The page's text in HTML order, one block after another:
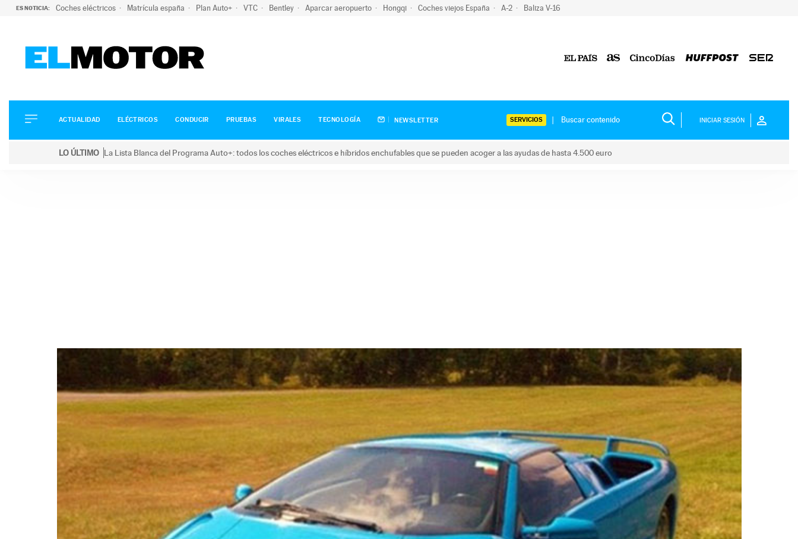
ES NOTICIA: Coches eléctricos Matrícula españa Plan Auto+ VTC Bentley Aparcar aeropuerto Hongqi Coches viejos España A-2 Baliza V-16
ELÉCTRICOS
CONDUCIR
ACTUALIDAD ELÉCTRICOS CONDUCIR PRUEBAS VIRALES TECNOLOGÍA NEWSLETTER SERVICIOS INICIAR SESIÓN
LO ÚLTIMO La Lista Blanca del Programa Auto+: todos los coches eléctricos e híbridos enchufables que se pueden acoger a las ayudas de hasta 4.500 euro